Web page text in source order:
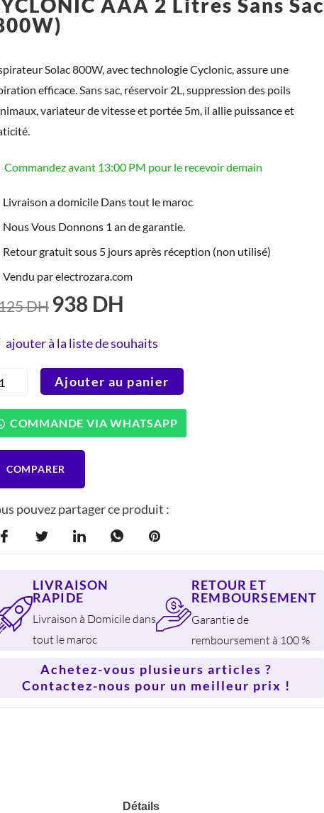
AAA 2 Litres Sans Sac
Solac 800W, avec technologie Cyclonic, assure une
efficace. Sans sac, réservoir 2L, suppression des poils
variateur de vitesse et portée 5m, il allie puissance et
Commandez avant 13:00 PM pour le recevoir demain
Livraison a domicile Dans tout le maroc
Nous Vous Donnons 1 an de garantie.
Retour gratuit sous 5 jours après réception (non utilisé)
Vendu par electrozara.com
DH LE
INITIAL
ÉTAIT :
1.125 DH.
938 DH
ACTUEL
EST :
938 DH.
ajouter à la liste de souhaits
Ajouter au panier
COMMANDE VIA WHATSAPP
COMPARER
pouvez partager ce produit :
LIVRAISON
RAPIDE
Livraison à Domicile dans
tout le maroc
RETOUR ET
REMBOURSEMENT
Garantie de
remboursement à 100 %
Achetez-vous plusieurs articles ?
Contactez-nous pour un meilleur prix !
Détails